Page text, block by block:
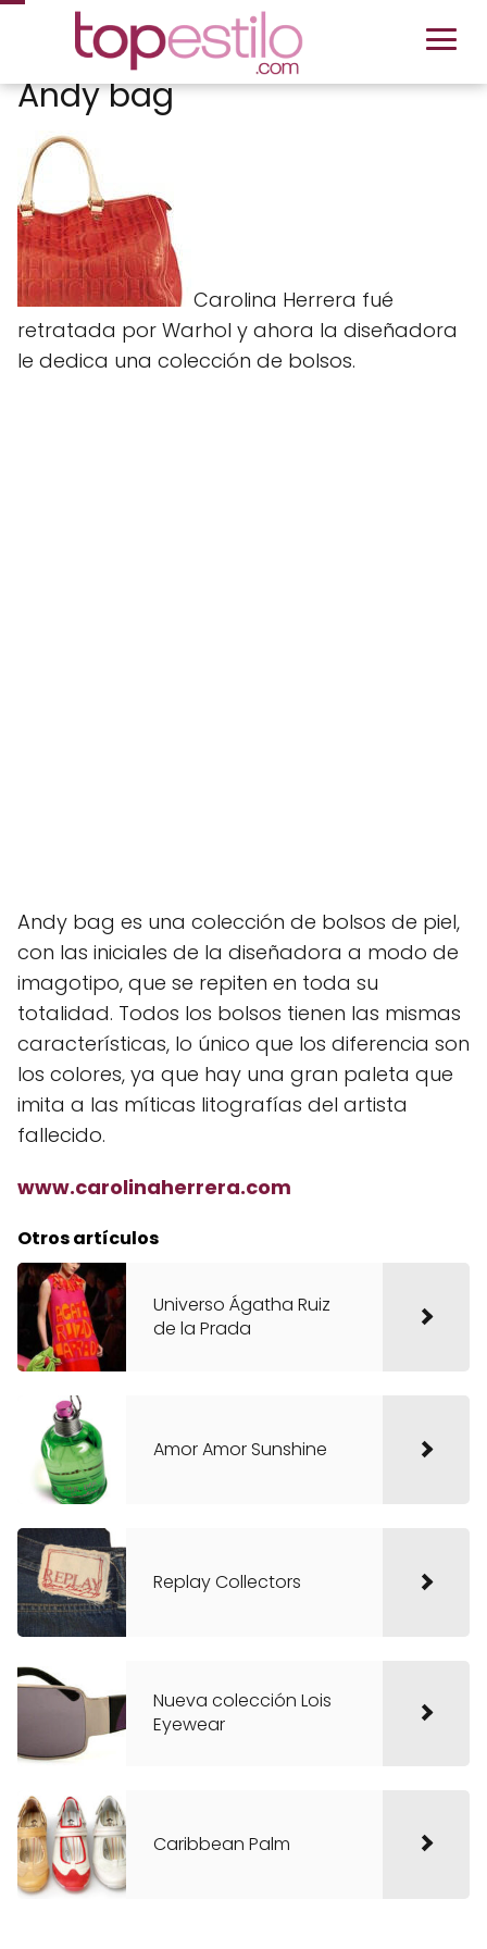
Andy bag
Carolina Herrera fué
retratada por Warhol y ahora la diseñadora
le dedica una colección de bolsos.
Andy bag es una colección de bolsos de piel,
con las iniciales de la diseñadora a modo de
imagotipo, que se repiten en toda su
totalidad. Todos los bolsos tienen las mismas
características, lo único que los diferencia son
los colores, ya que hay una gran paleta que
imita a las míticas litografías del artista
fallecido.
www.carolinaherrera.com
Otros artículos
Universo Ágatha Ruiz
de la Prada
Amor Amor Sunshine
Replay Collectors
Nueva colección Lois
Eyewear
Caribbean Palm